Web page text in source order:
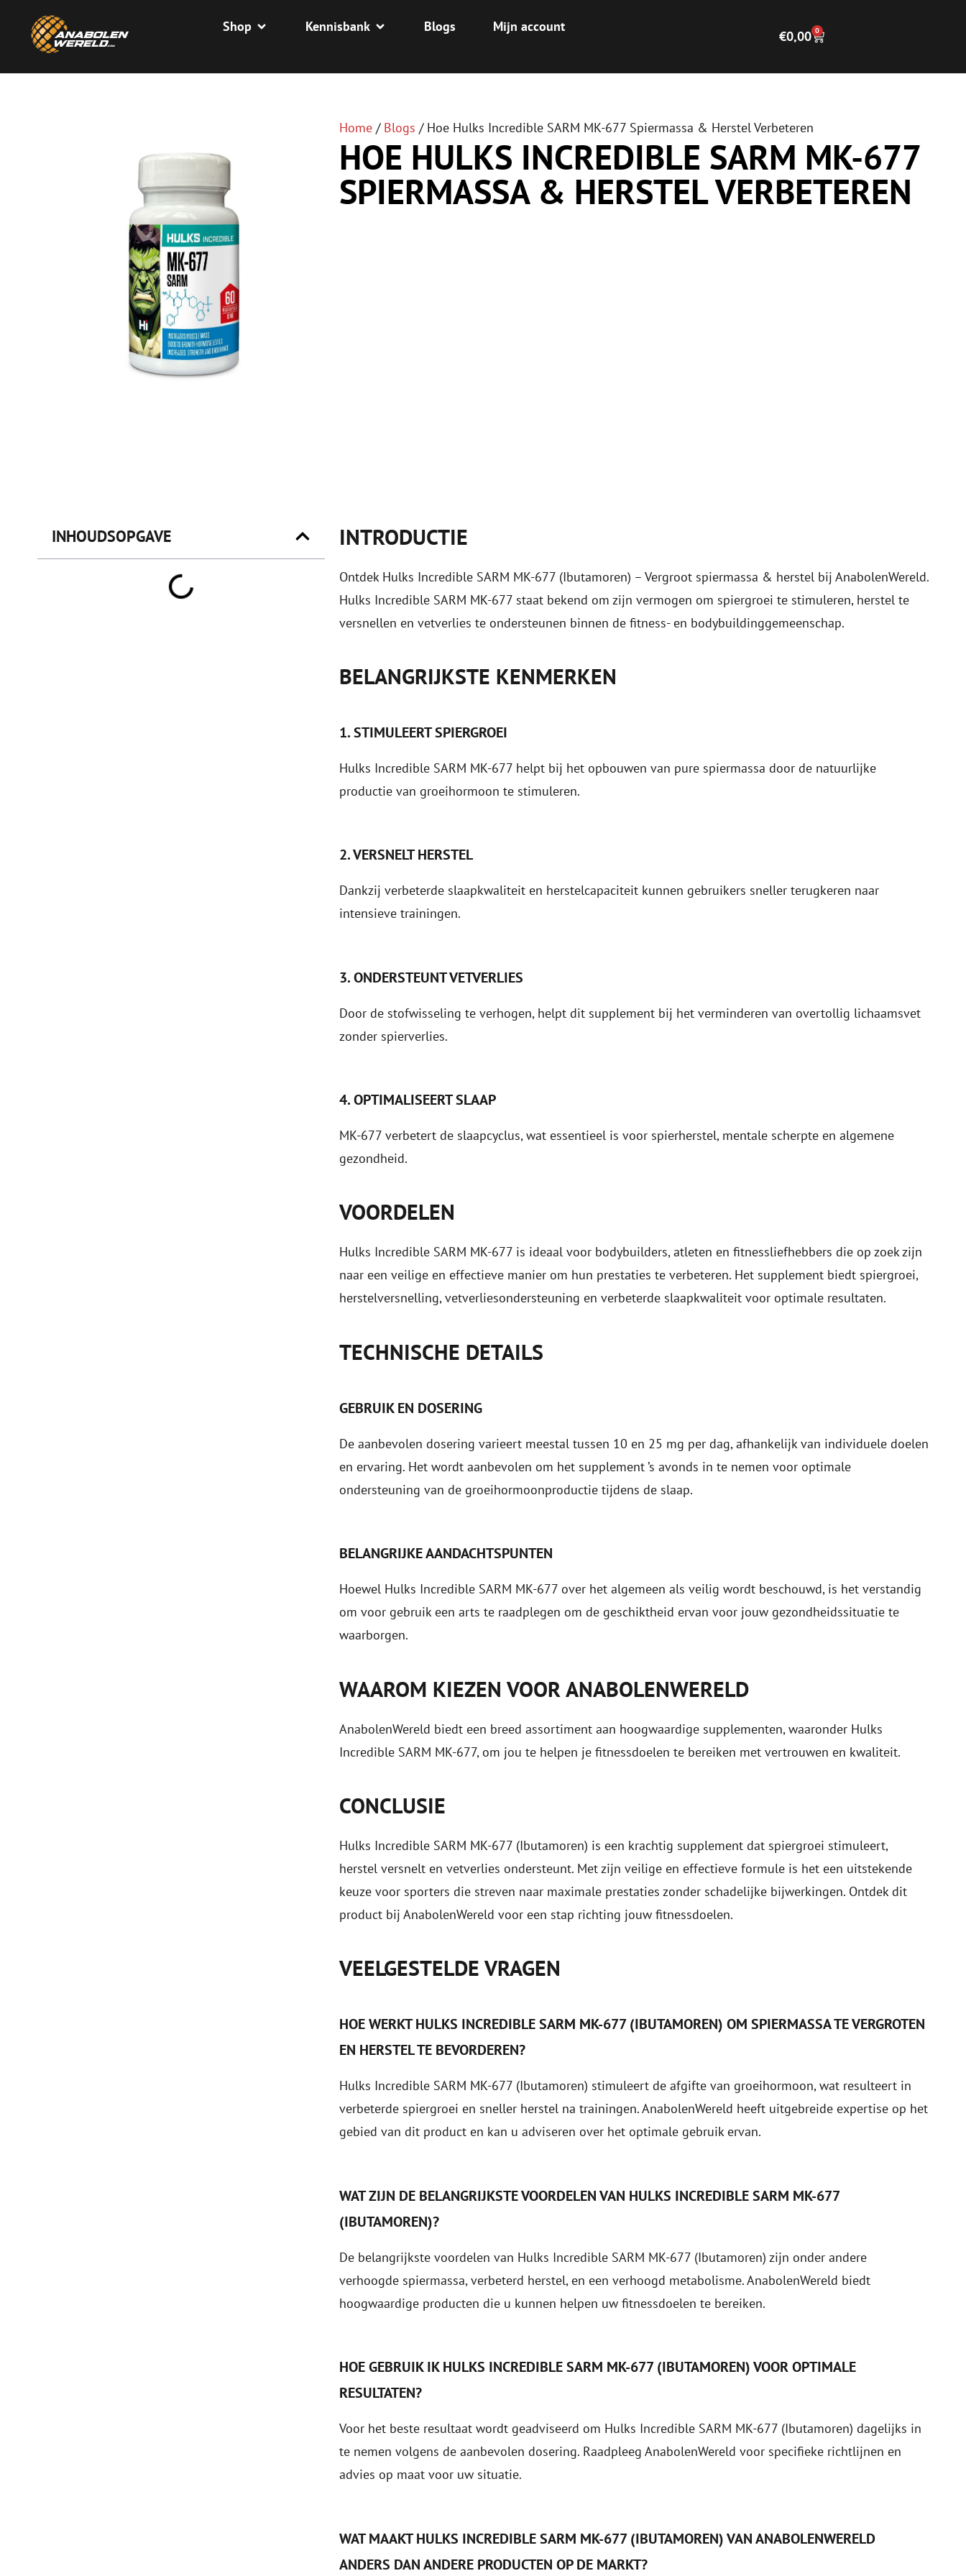
Shop Kennisbank Blogs Mijn account
€0,00 0
Home/ Blogs / Hoe Hulks Incredible SARM MK-677 Spiermassa & Herstel Verbeteren
HOE HULKS INCREDIBLE SARM MK-677
SPIERMASSA & HERSTEL VERBETEREN
INHOUDSOPGAVE INTRODUCTIE
Ontdek Hulks Incredible SARM MK-677 (Ibutamoren) – Vergroot spiermassa & herstel bij AnabolenWereld.
Hulks Incredible SARM MK-677 staat bekend om zijn vermogen om spiergroei te stimuleren, herstel te
versnellen en vetverlies te ondersteunen binnen de fitness- en bodybuildinggemeenschap.
BELANGRIJKSTE KENMERKEN
1. STIMULEERT SPIERGROEI
Hulks Incredible SARM MK-677 helpt bij het opbouwen van pure spiermassa door de natuurlijke
productie van groeihormoon te stimuleren.
2. VERSNELT HERSTEL
Dankzij verbeterde slaapkwaliteit en herstelcapaciteit kunnen gebruikers sneller terugkeren naar
intensieve trainingen.
3. ONDERSTEUNT VETVERLIES
Door de stofwisseling te verhogen, helpt dit supplement bij het verminderen van overtollig lichaamsvet
zonder spierverlies.
4. OPTIMALISEERT SLAAP
MK-677 verbetert de slaapcyclus, wat essentieel is voor spierherstel, mentale scherpte en algemene
gezondheid.
VOORDELEN
Hulks Incredible SARM MK-677 is ideaal voor bodybuilders, atleten en fitnessliefhebbers die op zoek zijn
naar een veilige en effectieve manier om hun prestaties te verbeteren. Het supplement biedt spiergroei,
herstelversnelling, vetverliesondersteuning en verbeterde slaapkwaliteit voor optimale resultaten.
TECHNISCHE DETAILS
GEBRUIK EN DOSERING
De aanbevolen dosering varieert meestal tussen 10 en 25 mg per dag, afhankelijk van individuele doelen
en ervaring. Het wordt aanbevolen om het supplement ’s avonds in te nemen voor optimale
ondersteuning van de groeihormoonproductie tijdens de slaap.
BELANGRIJKE AANDACHTSPUNTEN
Hoewel Hulks Incredible SARM MK-677 over het algemeen als veilig wordt beschouwd, is het verstandig
om voor gebruik een arts te raadplegen om de geschiktheid ervan voor jouw gezondheidssituatie te
waarborgen.
WAAROM KIEZEN VOOR ANABOLENWERELD
AnabolenWereld biedt een breed assortiment aan hoogwaardige supplementen, waaronder Hulks
Incredible SARM MK-677, om jou te helpen je fitnessdoelen te bereiken met vertrouwen en kwaliteit.
CONCLUSIE
Hulks Incredible SARM MK-677 (Ibutamoren) is een krachtig supplement dat spiergroei stimuleert,
herstel versnelt en vetverlies ondersteunt. Met zijn veilige en effectieve formule is het een uitstekende
keuze voor sporters die streven naar maximale prestaties zonder schadelijke bijwerkingen. Ontdek dit
product bij AnabolenWereld voor een stap richting jouw fitnessdoelen.
VEELGESTELDE VRAGEN
HOE WERKT HULKS INCREDIBLE SARM MK-677 (IBUTAMOREN) OM SPIERMASSA TE VERGROTEN
EN HERSTEL TE BEVORDEREN?
Hulks Incredible SARM MK-677 (Ibutamoren) stimuleert de afgifte van groeihormoon, wat resulteert in
verbeterde spiergroei en sneller herstel na trainingen. AnabolenWereld heeft uitgebreide expertise op het
gebied van dit product en kan u adviseren over het optimale gebruik ervan.
WAT ZIJN DE BELANGRIJKSTE VOORDELEN VAN HULKS INCREDIBLE SARM MK-677
(IBUTAMOREN)?
De belangrijkste voordelen van Hulks Incredible SARM MK-677 (Ibutamoren) zijn onder andere
verhoogde spiermassa, verbeterd herstel, en een verhoogd metabolisme. AnabolenWereld biedt
hoogwaardige producten die u kunnen helpen uw fitnessdoelen te bereiken.
HOE GEBRUIK IK HULKS INCREDIBLE SARM MK-677 (IBUTAMOREN) VOOR OPTIMALE
RESULTATEN?
Voor het beste resultaat wordt geadviseerd om Hulks Incredible SARM MK-677 (Ibutamoren) dagelijks in
te nemen volgens de aanbevolen dosering. Raadpleeg AnabolenWereld voor specifieke richtlijnen en
advies op maat voor uw situatie.
WAT MAAKT HULKS INCREDIBLE SARM MK-677 (IBUTAMOREN) VAN ANABOLENWERELD
ANDERS DAN ANDERE PRODUCTEN OP DE MARKT?